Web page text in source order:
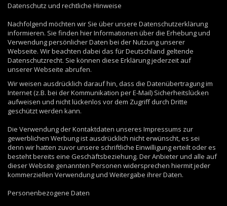
Datenschutz und rechtliche Hinweise
Nachfolgend möchten wir Sie über unsere Datenschutzerklärung
informieren. Sie finden hier Informationen über die Erhebung und
Verwendung persönlicher Daten bei der Nutzung unserer
Webseite. Wir beachten dabei das für Deutschland geltende
Datenschutzrecht. Sie können diese Erklärung jederzeit auf
unserer Webseite abrufen.
Wir weisen ausdrücklich darauf hin, dass die Datenübertragung im
Internet (z.B. bei der Kommunikation per E-Mail) Sicherheitslücken
aufweisen und nicht lückenlos vor dem Zugriff durch Dritte
geschützt werden kann.
Die Verwendung der Kontaktdaten unseres Impressums zur
gewerblichen Werbung ist ausdrücklich nicht erwünscht, es sei
denn wir hatten zuvor unsere schriftliche Einwilligung erteilt oder es
besteht bereits eine Geschäftsbeziehung. Der Anbieter und alle auf
dieser Website genannten Personen widersprechen hiermit jeder
kommerziellen Verwendung und Weitergabe ihrer Daten.
Personenbezogene Daten